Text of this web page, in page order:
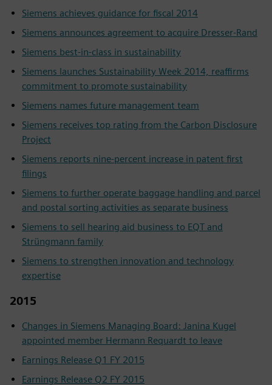
Siemens achieves guidance for fiscal 2014
Siemens announces agreement to acquire Dresser-Rand
Siemens best-in-class in sustainability
Siemens launches Sustainability Week 2014, reaffirms
commitment to promote sustainability
Siemens names future management team
Siemens receives top rating from the Carbon Disclosure
Project
Siemens reports nine-percent increase in patent first
filings
Siemens to further operate baggage handling and parcel
and postal sorting activities as separate business
Siemens to sell hearing aid business to EQT and
Strüngmann family
Siemens to strengthen innovation and technology
expertise
2015
Changes in Siemens Managing Board: Janina Kugel
appointed member Hermann Requardt to leave
Earnings Release Q1 FY 2015
Earnings Release Q2 FY 2015